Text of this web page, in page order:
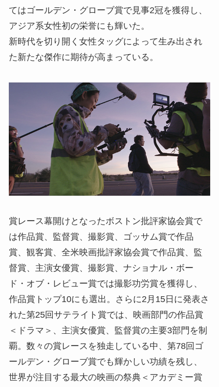
てはゴールデン・グローブ賞で見事2冠を獲得し、
アジア系女性初の栄誉にも輝いた。
新時代を切り開く女性タッグによって生み出され
た新たな傑作に期待が高まっている。
賞レース幕開けとなったボストン批評家協会賞で
は作品賞、監督賞、撮影賞、ゴッサム賞で作品
賞、観客賞、全米映画批評家協会賞で作品賞、監
督賞、主演女優賞、撮影賞、ナショナル・ボー
ド・オブ・レビュー賞では撮影功労賞を獲得し、
作品賞トップ10にも選出。さらに2月15日に発表さ
れた第25回サテライト賞では、映画部門の作品賞
＜ドラマ＞、主演女優賞、監督賞の主要3部門を制
覇。数々の賞レースを独走している中、第78回ゴ
ールデン・グローブ賞でも輝かしい功績を残し、
世界が注目する最大の映画の祭典＜アカデミー賞